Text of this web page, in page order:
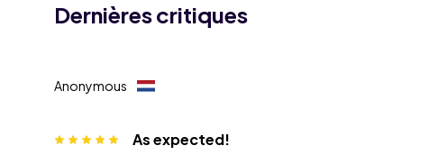
Dernières critiques
Anonymous
As expected!